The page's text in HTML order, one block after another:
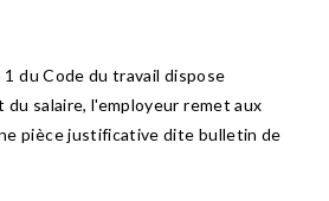
1 du Code du travail dispose
du salaire, l'employeur remet aux
pièce justificative dite bulletin de